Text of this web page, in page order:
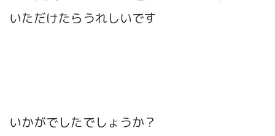
いただけたらうれしいです
いかがでしたでしょうか？